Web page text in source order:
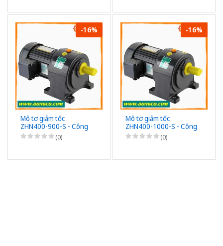
-16%
Mô tơ giảm tốc
ZHN400-900-S - Công
suất 400W (1/2HP) -
1/900 - Chân đế - 3Pha
(0)
-16%
Mô tơ giảm tốc
ZHN400-1000-S - Công
suất 400W (1/2HP) -
1/1000 - Chân đế -
(0)